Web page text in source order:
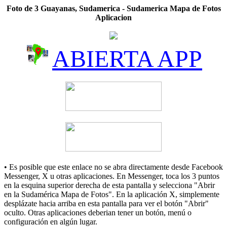
Foto de 3 Guayanas, Sudamerica - Sudamerica Mapa de Fotos
Aplicacion
ABIERTA APP
• Es posible que este enlace no se abra directamente desde Facebook
Messenger, X u otras aplicaciones. En Messenger, toca los 3 puntos
en la esquina superior derecha de esta pantalla y selecciona "Abrir
en la Sudamérica Mapa de Fotos". En la aplicación X, simplemente
desplázate hacia arriba en esta pantalla para ver el botón "Abrir"
oculto. Otras aplicaciones deberian tener un botón, menú o
configuración en algún lugar.